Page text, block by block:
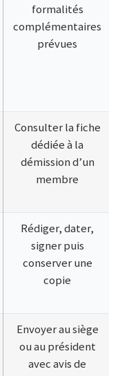
formalités
complémentaires
prévues
Consulter la fiche
dédiée à la
démission d’un
membre
Rédiger, dater,
signer puis
conserver une
copie
Envoyer au siège
ou au président
avec avis de